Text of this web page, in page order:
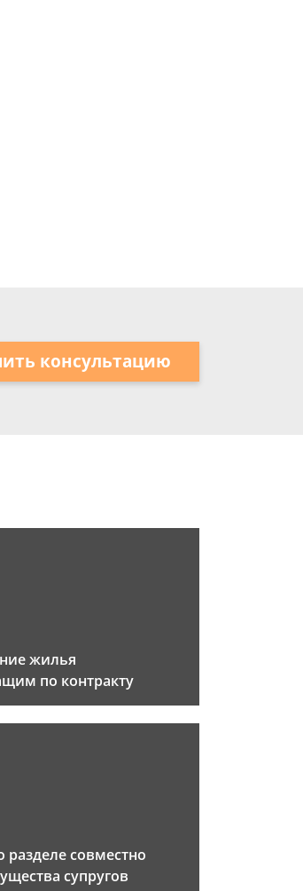
консультацию
жилья
по контракту
разделе совместно
супругов